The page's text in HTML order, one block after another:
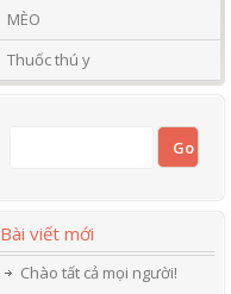
MÈO
Thuốc thú y
Bài viết mới
Chào tất cả mọi người!